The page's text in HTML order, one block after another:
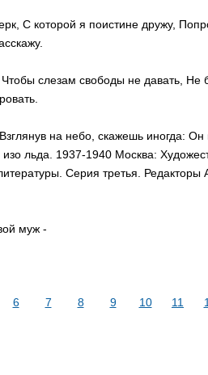
С которой я поистине дружу,
слезам свободы не давать, Не
на небо, скажешь иногда: Он
льда. 1937-1940 Москва:
Серия третья. Редакторы
муж -
6 7 8 9 10 11